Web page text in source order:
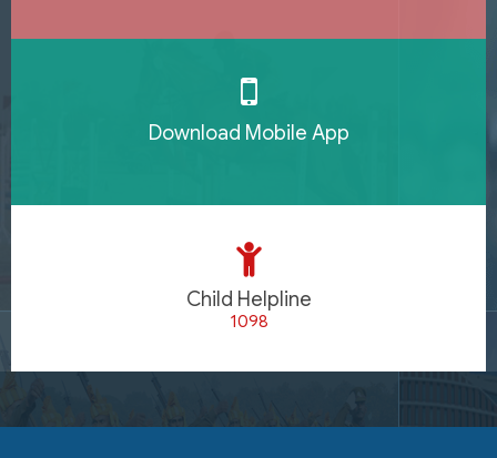
Download Mobile App
Child Helpline
1098